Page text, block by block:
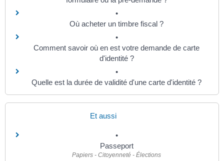
Où acheter un timbre fiscal ?
Comment savoir où en est votre demande de carte
d'identité ?
Quelle est la durée de validité d'une carte d'identité ?
Et aussi
Passeport
Papiers - Citoyenneté - Élections